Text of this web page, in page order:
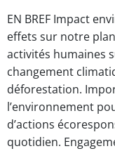
EN BREF Impact
effets sur notre
activités humaines
changement
déforestation.
l’environnement
d’actions
quotidien.